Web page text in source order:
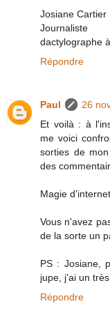
Josiane Cartier
Journaliste
dactylographe
Répondre
Paul
26
Et voilà : à
me voici
sorties de
des
Magie
Vous n'avez
de la sorte un
PS : Josiane,
jupe, j'ai un
Répondre